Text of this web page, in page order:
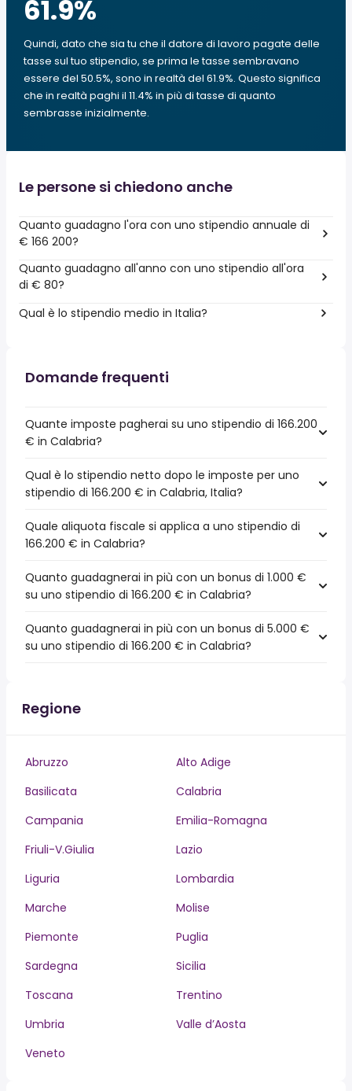
61.9%
Quindi, dato che sia tu che il datore di lavoro pagate delle
tasse sul tuo stipendio, se prima le tasse sembravano
essere del 50.5%, sono in realtà del 61.9%. Questo significa
che in realtà paghi il 11.4% in più di tasse di quanto
sembrasse inizialmente.
Le persone si chiedono anche
Quanto guadagno l'ora con uno stipendio annuale di
€ 166 200?
Quanto guadagno all'anno con uno stipendio all'ora
di € 80?
Qual è lo stipendio medio in Italia?
Domande frequenti
Quante imposte pagherai su uno stipendio di 166.200
€ in Calabria?
Qual è lo stipendio netto dopo le imposte per uno
stipendio di 166.200 € in Calabria, Italia?
Quale aliquota fiscale si applica a uno stipendio di
166.200 € in Calabria?
Quanto guadagnerai in più con un bonus di 1.000 €
su uno stipendio di 166.200 € in Calabria?
Quanto guadagnerai in più con un bonus di 5.000 €
su uno stipendio di 166.200 € in Calabria?
Regione
Abruzzo
Alto Adige
Basilicata
Calabria
Campania
Emilia-Romagna
Friuli-V.Giulia
Lazio
Liguria
Lombardia
Marche
Molise
Piemonte
Puglia
Sardegna
Sicilia
Toscana
Trentino
Umbria
Valle d’Aosta
Veneto